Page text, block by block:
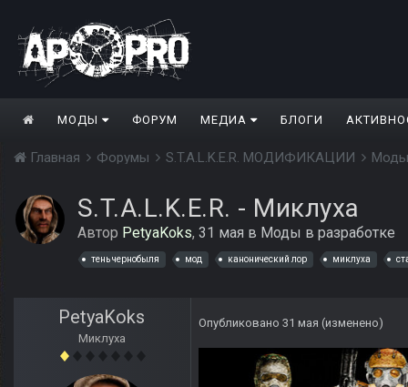
МОДЫ ФОРУМ МЕДИА БЛОГИ
Главная Форумы S.T.A.L.K.E.R. МОДИФИКАЦИИ Моды
S.T.A.L.K.E.R. - Миклуха
Автор PetyaKoks, 31 мая в Моды в разработке
тень чернобыля мод канонический лор миклуха
PetyaKoks
Миклуха
Опубликовано 31 мая (изменено)